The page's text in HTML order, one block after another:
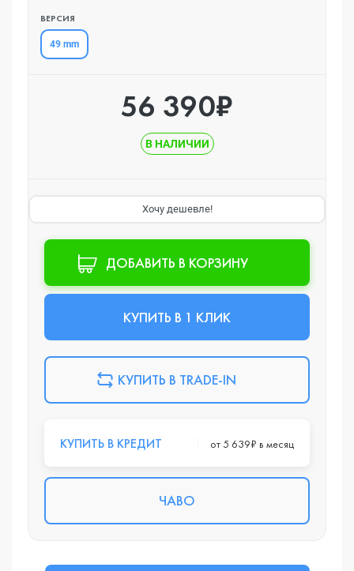
ВЕРСИЯ
49 mm
56 390₽
В НАЛИЧИИ
Хочу дешевле!
ДОБАВИТЬ В КОРЗИНУ
КУПИТЬ В 1 КЛИК
КУПИТЬ В TRADE-IN
КУПИТЬ В КРЕДИТ от 5 639₽ в месяц
ЧАВО